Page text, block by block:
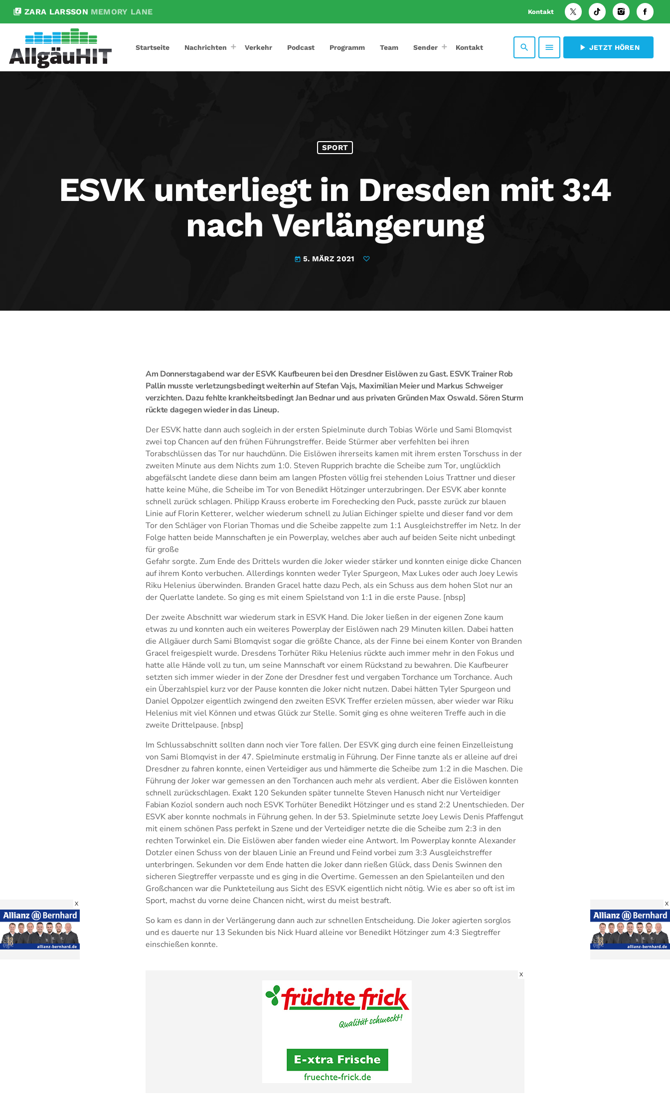
library_music ZARA LARSSON MEMORY LANE Kontakt
Startseite Nachrichten Verkehr Podcast Programm Team Sender Kontakt search menu play_arrow JETZT HÖREN
SPORT
ESVK unterliegt in Dresden mit 3:4
nach Verlängerung
today 5. MÄRZ 2021
Am Donnerstagabend war der ESVK Kaufbeuren bei den Dresdner Eislöwen zu Gast. ESVK Trainer Rob
Pallin musste verletzungsbedingt weiterhin auf Stefan Vajs, Maximilian Meier und Markus Schweiger
verzichten. Dazu fehlte krankheitsbedingt Jan Bednar und aus privaten Gründen Max Oswald. Sören Sturm
rückte dagegen wieder in das Lineup.
Der ESVK hatte dann auch sogleich in der ersten Spielminute durch Tobias Wörle und Sami Blomqvist
zwei top Chancen auf den frühen Führungstreffer. Beide Stürmer aber verfehlten bei ihren
Torabschlüssen das Tor nur hauchdünn. Die Eislöwen ihrerseits kamen mit ihrem ersten Torschuss in der
zweiten Minute aus dem Nichts zum 1:0. Steven Rupprich brachte die Scheibe zum Tor, unglücklich
abgefälscht landete diese dann beim am langen Pfosten völlig frei stehenden Loius Trattner und dieser
hatte keine Mühe, die Scheibe im Tor von Benedikt Hötzinger unterzubringen. Der ESVK aber konnte
schnell zurück schlagen. Philipp Krauss eroberte im Forechecking den Puck, passte zurück zur blauen
Linie auf Florin Ketterer, welcher wiederum schnell zu Julian Eichinger spielte und dieser fand vor dem
Tor den Schläger von Florian Thomas und die Scheibe zappelte zum 1:1 Ausgleichstreffer im Netz. In der
Folge hatten beide Mannschaften je ein Powerplay, welches aber auch auf beiden Seite nicht unbedingt
für große
Gefahr sorgte. Zum Ende des Drittels wurden die Joker wieder stärker und konnten einige dicke Chancen
auf ihrem Konto verbuchen. Allerdings konnten weder Tyler Spurgeon, Max Lukes oder auch Joey Lewis
Riku Helenius überwinden. Branden Gracel hatte dazu Pech, als ein Schuss aus dem hohen Slot nur an
der Querlatte landete. So ging es mit einem Spielstand von 1:1 in die erste Pause. [nbsp]
Der zweite Abschnitt war wiederum stark in ESVK Hand. Die Joker ließen in der eigenen Zone kaum
etwas zu und konnten auch ein weiteres Powerplay der Eislöwen nach 29 Minuten killen. Dabei hatten
die Allgäuer durch Sami Blomqvist sogar die größte Chance, als der Finne bei einem Konter von Branden
Gracel freigespielt wurde. Dresdens Torhüter Riku Helenius rückte auch immer mehr in den Fokus und
hatte alle Hände voll zu tun, um seine Mannschaft vor einem Rückstand zu bewahren. Die Kaufbeurer
setzten sich immer wieder in der Zone der Dresdner fest und vergaben Torchance um Torchance. Auch
ein Überzahlspiel kurz vor der Pause konnten die Joker nicht nutzen. Dabei hätten Tyler Spurgeon und
Daniel Oppolzer eigentlich zwingend den zweiten ESVK Treffer erzielen müssen, aber wieder war Riku
Helenius mit viel Können und etwas Glück zur Stelle. Somit ging es ohne weiteren Treffe auch in die
zweite Drittelpause. [nbsp]
Im Schlussabschnitt sollten dann noch vier Tore fallen. Der ESVK ging durch eine feinen Einzelleistung
von Sami Blomqvist in der 47. Spielminute erstmalig in Führung. Der Finne tanzte als er alleine auf drei
Dresdner zu fahren konnte, einen Verteidiger aus und hämmerte die Scheibe zum 1:2 in die Maschen. Die
Führung der Joker war gemessen an den Torchancen auch mehr als verdient. Aber die Eislöwen konnten
schnell zurückschlagen. Exakt 120 Sekunden später tunnelte Steven Hanusch nicht nur Verteidiger
Fabian Koziol sondern auch noch ESVK Torhüter Benedikt Hötzinger und es stand 2:2 Unentschieden. Der
ESVK aber konnte nochmals in Führung gehen. In der 53. Spielminute setzte Joey Lewis Denis Pfaffengut
mit einem schönen Pass perfekt in Szene und der Verteidiger netzte die die Scheibe zum 2:3 in den
rechten Torwinkel ein. Die Eislöwen aber fanden wieder eine Antwort. Im Powerplay konnte Alexander
Dotzler einen Schuss von der blauen Linie an Freund und Feind vorbei zum 3:3 Ausgleichstreffer
unterbringen. Sekunden vor dem Ende hatten die Joker dann rießen Glück, dass Denis Swinnen den
sicheren Siegtreffer verpasste und es ging in die Overtime. Gemessen an den Spielanteilen und den
Großchancen war die Punkteteilung aus Sicht des ESVK eigentlich nicht nötig. Wie es aber so oft ist im
Sport, machst du vorne deine Chancen nicht, wirst du meist bestraft.
So kam es dann in der Verlängerung dann auch zur schnellen Entscheidung. Die Joker agierten sorglos
und es dauerte nur 13 Sekunden bis Nick Huard alleine vor Benedikt Hötzinger zum 4:3 Siegtreffer
einschießen konnte.
X
X X